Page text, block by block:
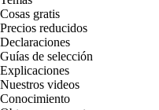
Cosas gratis
Precios reducidos
Declaraciones
Guías de selección
Explicaciones
Nuestros videos
Conocimiento